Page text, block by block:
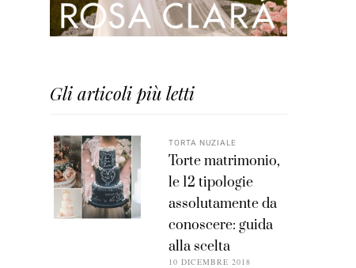
Gli articoli più letti
TORTA NUZIALE
Torte matrimonio,
le 12 tipologie
assolutamente da
conoscere: guida
alla scelta
10 DICEMBRE 2018